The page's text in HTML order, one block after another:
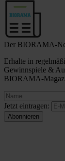
Der BIORAMA-
Erhalte in
Gewinnspiele &
BIORAMA-
Jetzt eintragen: